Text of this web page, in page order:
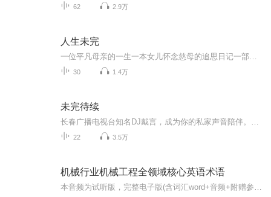
62 2.9万
人生未完
30 1.4万
未完待续
22 3.5万
机械行业机械工程全领域核心英语术语